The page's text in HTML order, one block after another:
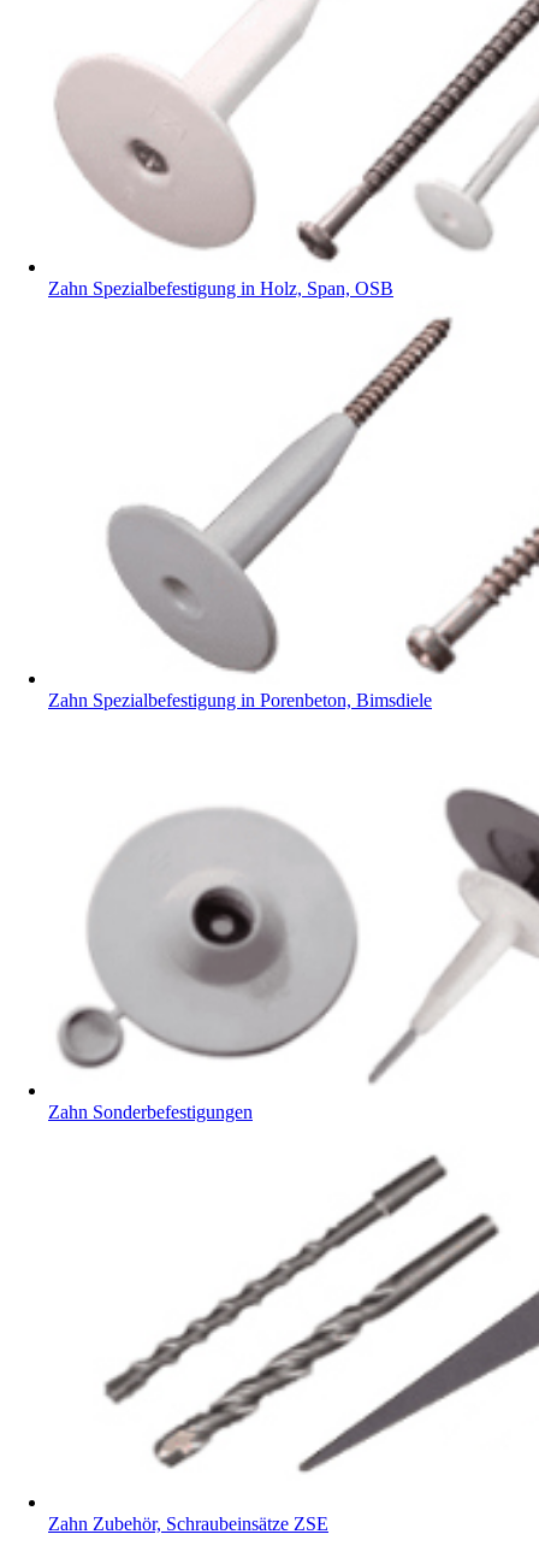
Zahn Spezialbefestigung in Holz, Span, OSB
Zahn Spezialbefestigung in Porenbeton, Bimsdiele
Zahn Sonderbefestigungen
Zahn Zubehör, Schraubeinsätze ZSE